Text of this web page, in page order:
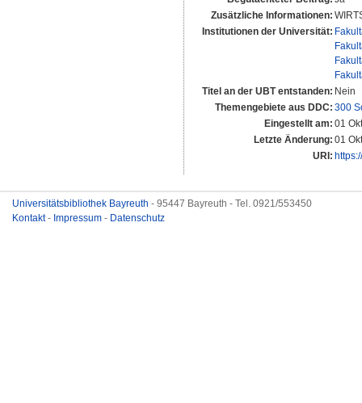
Zusätzliche Informationen:
Institutionen der Universität:
Titel an der UBT entstanden: Nein
Themengebiete aus DDC: 300
Eingestellt am: 01
Letzte Änderung: 01
URI:
Universitätsbibliothek Bayreuth - 95447 Bayreuth - Tel. 0921/553450
Kontakt- Impressum - Datenschutz